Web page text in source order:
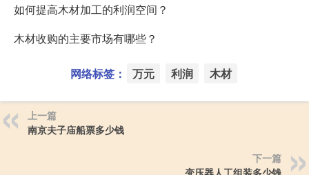
如何提高木材加工的利润空间？
木材收购的主要市场有哪些？
网络标签： 万元 利润 木材
上一篇
南京夫子庙船票多少钱
下一篇
变压器人工组装多少钱